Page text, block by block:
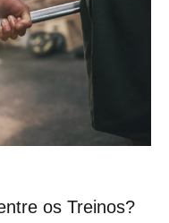
os Treinos?